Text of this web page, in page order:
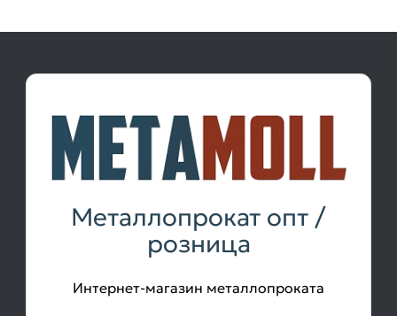
Металлопрокат опт /
розница
Интернет-магазин металлопроката